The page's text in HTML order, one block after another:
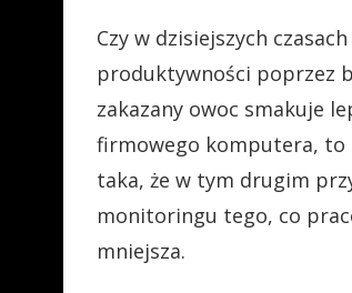
Czy w dzisiejszych
produktywności poprzez
zakazany owoc smakuje
firmowego komputera, to
taka, że w tym drugim
monitoringu tego, co
mniejsza.